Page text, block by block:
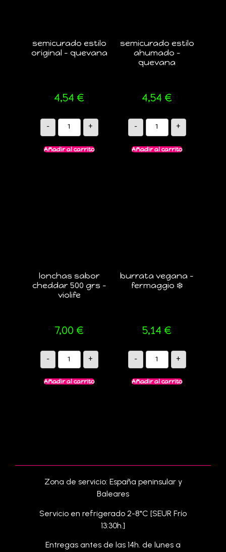
semicurado estilo
original – quevana
4,54 €
- +
Añadir al carrito
semicurado estilo
ahumado –
quevana
4,54 €
- +
Añadir al carrito
lonchas sabor
cheddar 500 grs –
violife
7,00 €
- +
Añadir al carrito
burrata vegana –
fermaggio ❄️
5,14 €
- +
Añadir al carrito
Zona de servicio: España peninsular y
Baleares
Servicio en refrigerado 2-8*C [SEUR Frío
13:30h.]
Entregas antes de las 14h. de lunes a